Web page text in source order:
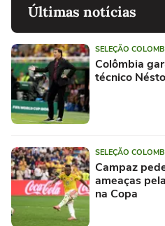
Últimas notícias
SELEÇÃO
Colômbia
técnico
SELEÇÃO
Campaz
ameaças
na Copa